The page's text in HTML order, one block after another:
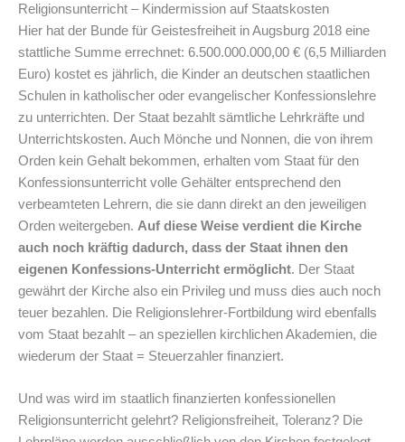
Religionsunterricht – Kindermission auf Staatskosten
Hier hat der Bunde für Geistesfreiheit in Augsburg 2018 eine
stattliche Summe errechnet: 6.500.000.000,00 € (6,5 Milliarden
Euro) kostet es jährlich, die Kinder an deutschen staatlichen
Schulen in katholischer oder evangelischer Konfessionslehre
zu unterrichten. Der Staat bezahlt sämtliche Lehrkräfte und
Unterrichtskosten. Auch Mönche und Nonnen, die von ihrem
Orden kein Gehalt bekommen, erhalten vom Staat für den
Konfessionsunterricht volle Gehälter entsprechend den
verbeamteten Lehrern, die sie dann direkt an den jeweiligen
Orden weitergeben. Auf diese Weise verdient die Kirche
auch noch kräftig dadurch, dass der Staat ihnen den
eigenen Konfessions-Unterricht ermöglicht. Der Staat
gewährt der Kirche also ein Privileg und muss dies auch noch
teuer bezahlen. Die Religionslehrer-Fortbildung wird ebenfalls
vom Staat bezahlt – an speziellen kirchlichen Akademien, die
wiederum der Staat = Steuerzahler finanziert.
Und was wird im staatlich finanzierten konfessionellen
Religionsunterricht gelehrt? Religionsfreiheit, Toleranz? Die